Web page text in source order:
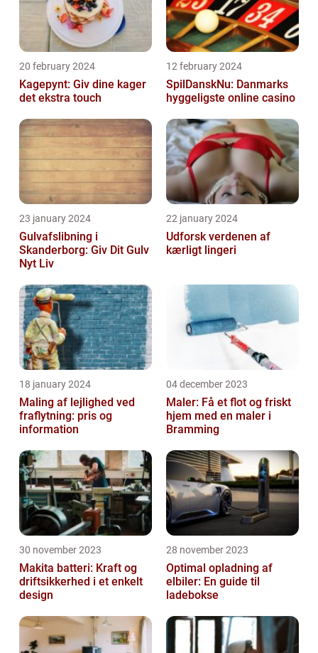
20 february 2024
Kagepynt: Giv dine kager
det ekstra touch
12 february 2024
SpilDanskNu: Danmarks
hyggeligste online casino
23 january 2024
Gulvafslibning i
Skanderborg: Giv Dit Gulv
Nyt Liv
22 january 2024
Udforsk verdenen af
kærligt lingeri
18 january 2024
Maling af lejlighed ved
fraflytning: pris og
information
04 december 2023
Maler: Få et flot og friskt
hjem med en maler i
Bramming
30 november 2023
Makita batteri: Kraft og
driftsikkerhed i et enkelt
design
28 november 2023
Optimal opladning af
elbiler: En guide til
ladebokse